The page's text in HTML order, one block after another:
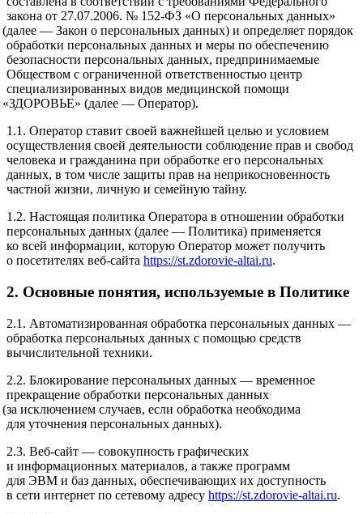
закона от 27.07.2006. № 152-ФЗ «О персональных данных»
(далее — Закон о персональных данных) и определяет порядок
обработки персональных данных и меры по обеспечению
безопасности персональных данных, предпринимаемые
Обществом с ограниченной ответственностью центр
специализированных видов медицинской помощи
«ЗДОРОВЬЕ» (далее — Оператор).
1.1. Оператор ставит своей важнейшей целью и условием
осуществления своей деятельности соблюдение прав и свобод
человека и гражданина при обработке его персональных
данных, в том числе защиты прав на неприкосновенность
частной жизни, личную и семейную тайну.
1.2. Настоящая политика Оператора в отношении обработки
персональных данных (далее — Политика) применяется
ко всей информации, которую Оператор может получить
о посетителях веб-сайта https://st.zdorovie-altai.ru.
2. Основные понятия, используемые в Политике
2.1. Автоматизированная обработка персональных данных —
обработка персональных данных с помощью средств
вычислительной техники.
2.2. Блокирование персональных данных — временное
прекращение обработки персональных данных
(за исключением случаев, если обработка необходима
для уточнения персональных данных).
2.3. Веб-сайт — совокупность графических
и информационных материалов, а также программ
для ЭВМ и баз данных, обеспечивающих их доступность
в сети интернет по сетевому адресу https://st.zdorovie-altai.ru.